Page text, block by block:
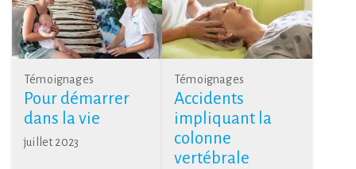
Témoignages
Pour démarrer
dans la vie
juillet 2023
Témoignages
Accidents
impliquant la
colonne
vertébrale